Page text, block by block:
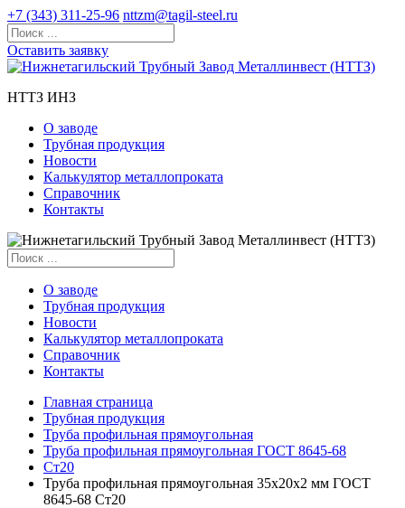
+7 (343) 311-25-96 nttzm@tagil-steel.ru
Оставить заявку
НТТЗ ИНЗ
О заводе
Трубная продукция
Новости
Калькулятор металлопроката
Справочник
Контакты
О заводе
Трубная продукция
Новости
Калькулятор металлопроката
Справочник
Контакты
Главная страница
Трубная продукция
Труба профильная прямоугольная
Труба профильная прямоугольная ГОСТ 8645-68
Ст20
Труба профильная прямоугольная 35x20x2 мм ГОСТ
8645-68 Ст20